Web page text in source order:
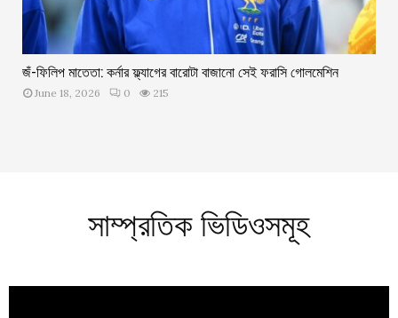
জঁ-ফিলিপ মাতেতা: কর্নার ফ্ল্যাগের বারোটা বাজানো সেই ফরাসি গোলমেশিন
June 18, 2026 0 215
সাম্প্রতিক ভিডিওসমূহ